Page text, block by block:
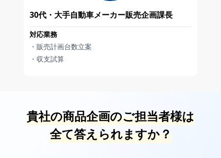
30代・大手自動車メーカー販売企画課長
対応業務
・販売計画台数立案
・収支試算
貴社の商品企画のご担当者様は
全て答えられますか？